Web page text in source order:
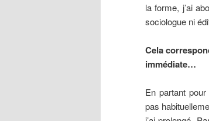
la forme, j’ai
sociologue ni
Cela
immédiate…
En partant
pas